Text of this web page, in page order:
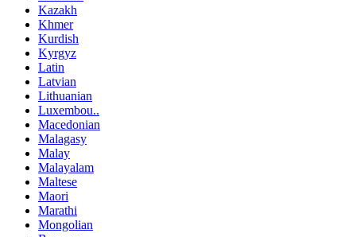
Kazakh
Khmer
Kurdish
Kyrgyz
Latin
Latvian
Lithuanian
Luxembou..
Macedonian
Malagasy
Malay
Malayalam
Maltese
Maori
Marathi
Mongolian